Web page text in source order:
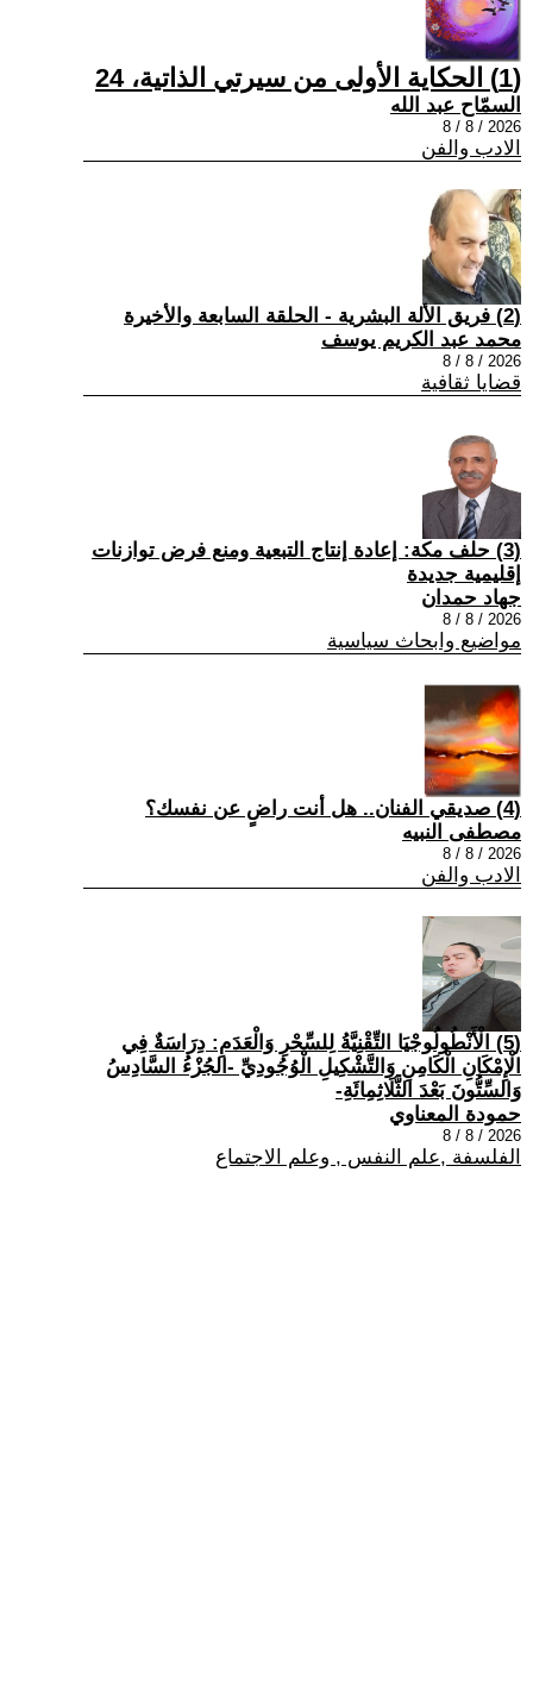
(1) الحكاية الأولى من سيرتي الذاتية، 24
السمّاح عبد الله
2026 / 8 / 8
الادب والفن
(2) فريق الألة البشرية - الحلقة السابعة والأخيرة
محمد عبد الكريم يوسف
2026 / 8 / 8
قضايا ثقافية
(3) حلف مكة: إعادة إنتاج التبعية ومنع فرض توازنات
إقليمية جديدة
جهاد حمدان
2026 / 8 / 8
مواضيع وابحاث سياسية
(4) صديقي الفنان.. هل أنت راضٍ عن نفسك؟
مصطفى النبيه
2026 / 8 / 8
الادب والفن
(5) الْأَنْطُولُوجْيَا التِّقْنِيَّةُ لِلسِّحْرِ وَالْعَدَمِ: دِرَاسَةٌ فِي
الْإِمْكَانِ الْكَامِنِ وَالتَّشْكِيلِ الْوُجُودِيِّ -الجُزْءُ السَّادِسُ
وَالسِّتُّونَ بَعْدَ الثَّلَاثِمِائَةِ-
حمودة المعناوي
2026 / 8 / 8
الفلسفة ,علم النفس , وعلم الاجتماع